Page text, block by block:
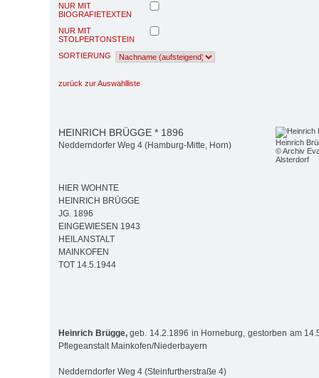
NUR MIT
BIOGRAFIETEXTEN
NUR MIT
STOLPERTONSTEIN
SORTIERUNG
zurück zur Auswahlliste
Heinrich
© Archiv
Alsterdorf
HEINRICH BRÜGGE * 1896
Nedderndorfer Weg 4 (Hamburg-Mitte, Horn)
HIER WOHNTE
HEINRICH BRÜGGE
JG. 1896
EINGEWIESEN 1943
HEILANSTALT
MAINKOFEN
TOT 14.5.1944
Heinrich Brügge,geb. 14.2.1896 in Horneburg, gestorben am
Pflegeanstalt Mainkofen/Niederbayern
Nedderndorfer Weg 4 (Steinfurtherstraße 4)